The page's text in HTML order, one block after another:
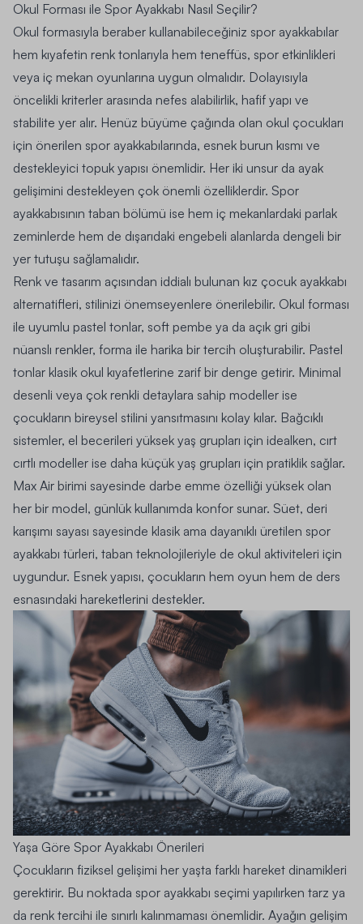
Okul Forması ile Spor Ayakkabı Nasıl Seçilir?
Okul formasıyla beraber kullanabileceğiniz spor ayakkabılar
hem kıyafetin renk tonlarıyla hem teneffüs, spor etkinlikleri
veya iç mekan oyunlarına uygun olmalıdır. Dolayısıyla
öncelikli kriterler arasında nefes alabilirlik, hafif yapı ve
stabilite yer alır. Henüz büyüme çağında olan okul çocukları
için önerilen spor ayakkabılarında, esnek burun kısmı ve
destekleyici topuk yapısı önemlidir. Her iki unsur da ayak
gelişimini destekleyen çok önemli özelliklerdir. Spor
ayakkabısının taban bölümü ise hem iç mekanlardaki parlak
zeminlerde hem de dışarıdaki engebeli alanlarda dengeli bir
yer tutuşu sağlamalıdır.
Renk ve tasarım açısından iddialı bulunan kız çocuk ayakkabı
alternatifleri, stilinizi önemseyenlere önerilebilir. Okul forması
ile uyumlu pastel tonlar, soft pembe ya da açık gri gibi
nüanslı renkler, forma ile harika bir tercih oluşturabilir. Pastel
tonlar klasik okul kıyafetlerine zarif bir denge getirir. Minimal
desenli veya çok renkli detaylara sahip modeller ise
çocukların bireysel stilini yansıtmasını kolay kılar. Bağcıklı
sistemler, el becerileri yüksek yaş grupları için idealken, cırt
cırtlı modeller ise daha küçük yaş grupları için pratiklik sağlar.
Max Air birimi sayesinde darbe emme özelliği yüksek olan
her bir model, günlük kullanımda konfor sunar. Süet, deri
karışımı sayası sayesinde klasik ama dayanıklı üretilen spor
ayakkabı türleri, taban teknolojileriyle de okul aktiviteleri için
uygundur. Esnek yapısı, çocukların hem oyun hem de ders
esnasındaki hareketlerini destekler.
Yaşa Göre Spor Ayakkabı Önerileri
Çocukların fiziksel gelişimi her yaşta farklı hareket dinamikleri
gerektirir. Bu noktada spor ayakkabı seçimi yapılırken tarz ya
da renk tercihi ile sınırlı kalınmaması önemlidir. Ayağın gelişim